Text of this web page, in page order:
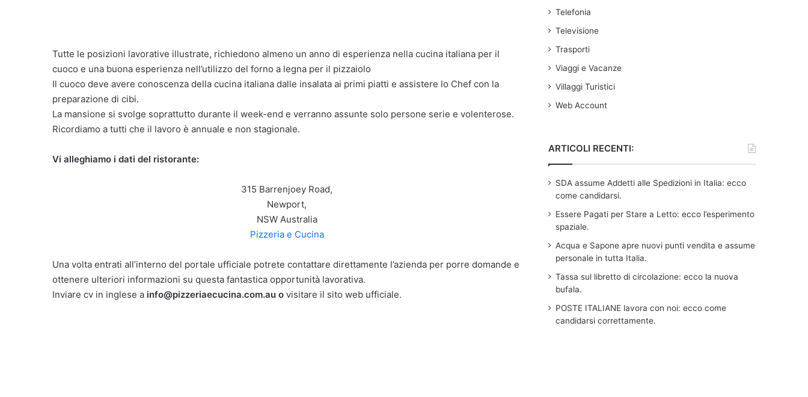
Tutte le posizioni lavorative illustrate, richiedono almeno un anno di esperienza nella cucina italiana per il
cuoco e una buona esperienza nell’utilizzo del forno a legna per il pizzaiolo
Il cuoco deve avere conoscenza della cucina italiana dalle insalata ai primi piatti e assistere lo Chef con la
preparazione di cibi.
La mansione si svolge soprattutto durante il week-end e verranno assunte solo persone serie e volenterose.
Ricordiamo a tutti che il lavoro è annuale e non stagionale.
Vi alleghiamo i dati del ristorante:
315 Barrenjoey Road,
Newport,
NSW Australia
Pizzeria e Cucina
Una volta entrati all’interno del portale ufficiale potrete contattare direttamente l’azienda per porre domande e
ottenere ulteriori informazioni su questa fantastica opportunità lavorativa.
Inviare cv in inglese a info@pizzeriaecucina.com.au o visitare il sito web ufficiale.
Telefonia
Televisione
Trasporti
Viaggi e Vacanze
Villaggi Turistici
Web Account
ARTICOLI RECENTI:
SDA assume Addetti alle Spedizioni in Italia: ecco
come candidarsi.
Essere Pagati per Stare a Letto: ecco l’esperimento
spaziale.
Acqua e Sapone apre nuovi punti vendita e assume
personale in tutta Italia.
Tassa sul libretto di circolazione: ecco la nuova
bufala.
POSTE ITALIANE lavora con noi: ecco come
candidarsi correttamente.